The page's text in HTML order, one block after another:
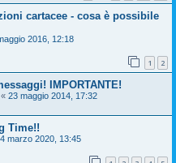
cartacee - cosa è possibile
2016, 12:18
1 2
IMPORTANTE!
« 23 maggio 2014, 17:32
Time!!
4 marzo 2020, 13:45